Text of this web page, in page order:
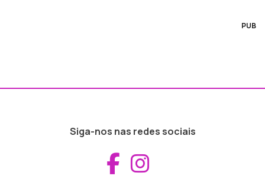
PUB
Siga-nos nas redes sociais
Aceder ao